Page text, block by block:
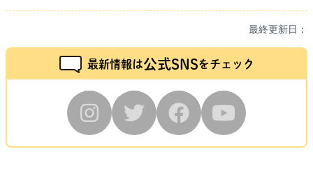
最終更新日：
最新情報は公式SNSをチェック